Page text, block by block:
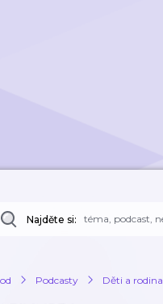
Najděte si:
Podcasty Děti a rodina